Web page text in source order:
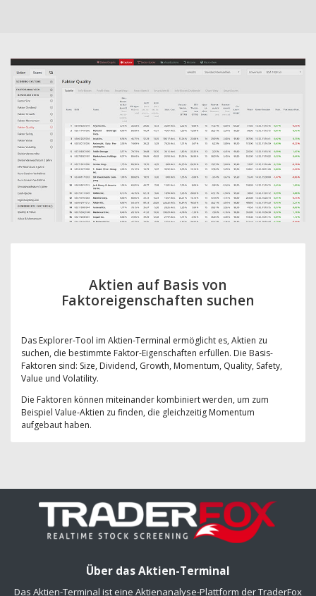
Aktien auf Basis von
Faktoreigenschaften suchen
Das Explorer-Tool im Aktien-Terminal ermöglicht es, Aktien zu
suchen, die bestimmte Faktor-Eigenschaften erfüllen. Die Basis-
Faktoren sind: Size, Dividend, Growth, Momentum, Quality, Safety,
Value und Volatility.
Die Faktoren können miteinander kombiniert werden, um zum
Beispiel Value-Aktien zu finden, die gleichzeitig Momentum
aufgebaut haben.
Über das Aktien-Terminal
Das Aktien-Terminal ist eine Aktienanalyse-Plattform der TraderFox